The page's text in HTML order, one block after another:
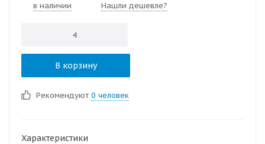
в наличии Нашли дешевле?
В корзину
Рекомендуют 0 человек
Характеристики